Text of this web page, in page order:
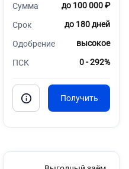
Сумма до 100 000 ₽
Срок до 180 дней
Одобрение высокое
ПСК 0 - 292%